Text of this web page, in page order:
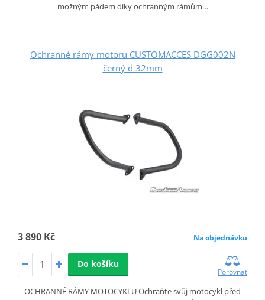
možným pádem díky ochranným rámům…
Ochranné rámy motoru CUSTOMACCES DGG002N
černý d 32mm
3 890 Kč Na objednávku
Do košíku
Porovnat
OCHRANNÉ RÁMY MOTOCYKLU Ochraňte svůj motocykl před